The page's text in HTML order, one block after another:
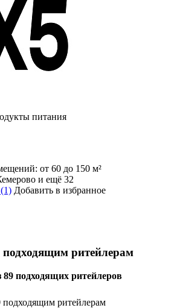
питания
от 60 до 150 м²
и ещё 32
Добавить в избранное
ритейлерам
89 подходящих ритейлеров
подходящим ритейлерам